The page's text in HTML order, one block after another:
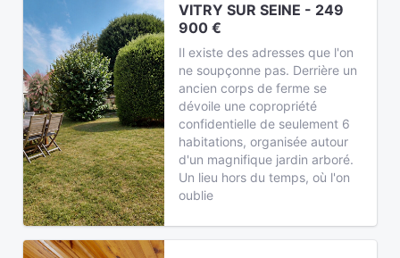
VITRY SUR SEINE - 249
900 €
Il existe des adresses que l'on
ne soupçonne pas. Derrière un
ancien corps de ferme se
dévoile une copropriété
confidentielle de seulement 6
habitations, organisée autour
d'un magnifique jardin arboré.
Un lieu hors du temps, où l'on
oublie